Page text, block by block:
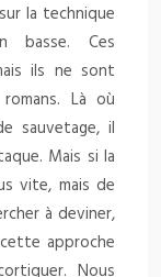
la technique
basse. Ces
ils ne sont
Là où
sauvetage, il
Mais si la
vite, mais de
à deviner,
approche
Nous